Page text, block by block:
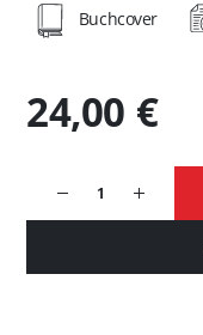
24,00 €
Buchcover